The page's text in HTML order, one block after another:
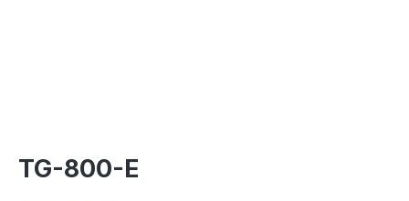
TG-800-E